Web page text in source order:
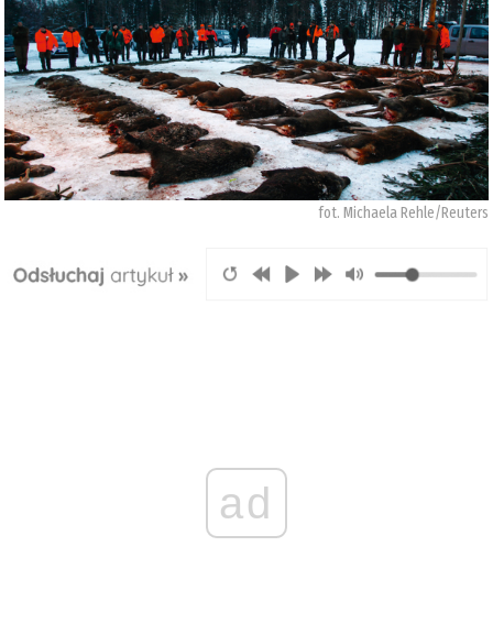
fot. Michaela Rehle/Reuters
ad